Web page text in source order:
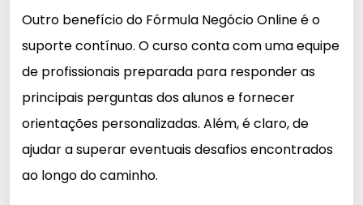
Outro benefício do Fórmula Negócio Online é o
suporte contínuo. O curso conta com uma equipe
de profissionais preparada para responder as
principais perguntas dos alunos e fornecer
orientações personalizadas. Além, é claro, de
ajudar a superar eventuais desafios encontrados
ao longo do caminho.